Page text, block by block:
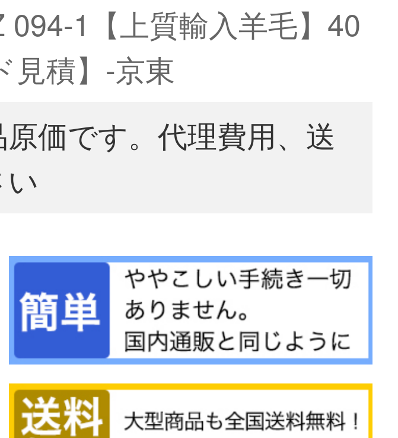
1【上質輸入羊毛】40
見積】-京東
価です。代理費用、送